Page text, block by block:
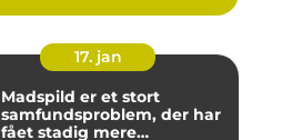
17. jan
Madspild er et stort
samfundsproblem, der har
fået stadig mere